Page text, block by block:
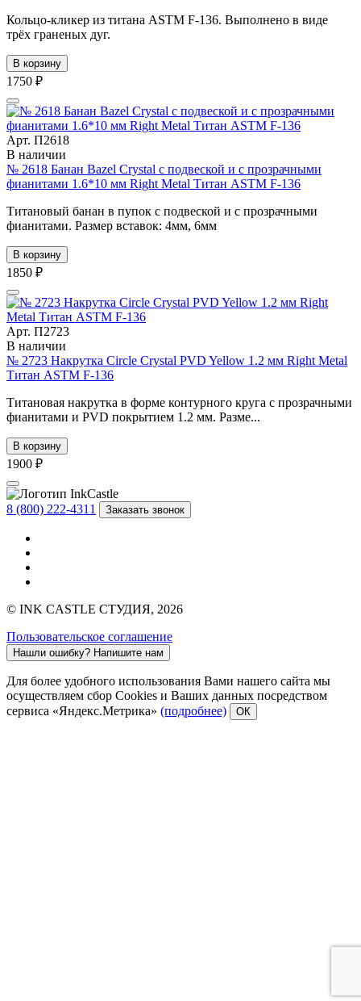
Кольцо-кликер из титана ASTM F-136. Выполнено в виде
трёх граненых дуг.
В корзину
1750 ₽
Арт. П2618
В наличии
№ 2618 Банан Bazel Crystal с подвеской и с прозрачными
фианитами 1.6*10 мм Right Metal Титан ASTM F-136
Титановый банан в пупок с подвеской и с прозрачными
фианитами. Размер вставок: 4мм, 6мм
В корзину
1850 ₽
Арт. П2723
В наличии
№ 2723 Накрутка Circle Crystal PVD Yellow 1.2 мм Right Metal
Титан ASTM F-136
Титановая накрутка в форме контурного круга с прозрачными
фианитами и PVD покрытием 1.2 мм. Разме...
В корзину
1900 ₽
8 (800) 222-4311 Заказать звонок
© INK CASTLE СТУДИЯ, 2026
Пользовательское соглашение
Нашли ошибку? Напишите нам
Для более удобного использования Вами нашего сайта мы
осуществляем сбор Cookies и Ваших данных посредством
сервиса «Яндекс.Метрика» (подробнее) ОК